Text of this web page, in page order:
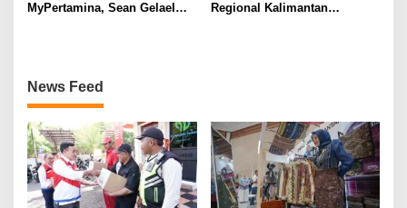
MyPertamina, Sean Gelael
Regional Kalimantan
News Feed